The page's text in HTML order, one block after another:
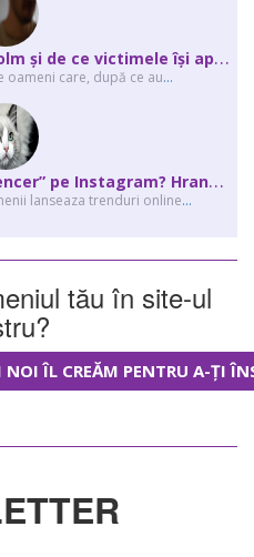
C
e este sindromul Stockholm și de ce victimele își apără agresorii.
care, după ce au...
C
e mănâncă pisicile “influencer” pe Instagram? Hrana lor virală
lanseaza trenduri online...
tău în site-ul
ÎL CREĂM PENTRU A-ȚI